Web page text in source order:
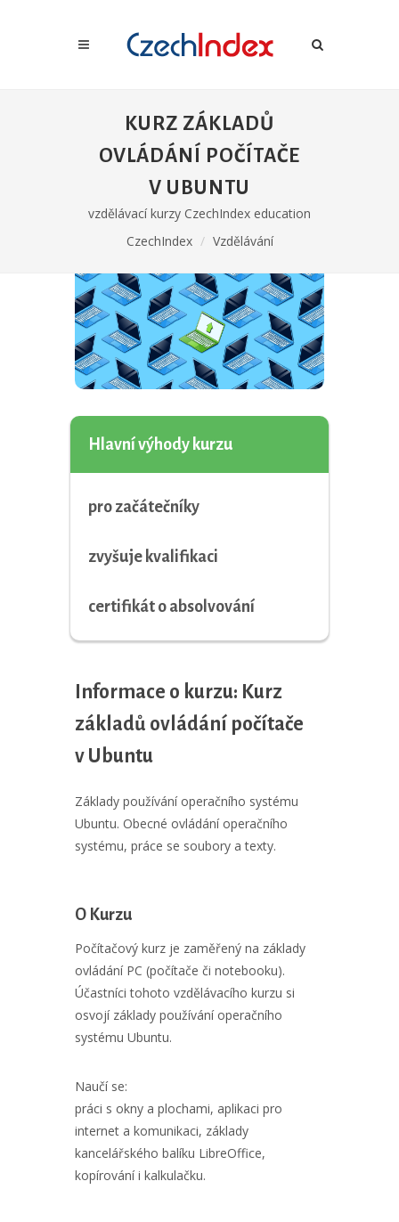
KURZ ZÁKLADŮ
OVLÁDÁNÍ POČÍTAČE
V UBUNTU
vzdělávací kurzy CzechIndex education
CzechIndex
Vzdělávání
Hlavní výhody kurzu
pro začátečníky
zvyšuje kvalifikaci
certifikát o absolvování
Informace o kurzu: Kurz
základů ovládání počítače
v Ubuntu
Základy používání operačního systému
Ubuntu. Obecné ovládání operačního
systému, práce se soubory a texty.
O Kurzu
Počítačový kurz je zaměřený na základy
ovládání PC (počítače či notebooku).
Účastníci tohoto vzdělávacího kurzu si
osvojí základy používání operačního
systému Ubuntu.
Naučí se:
práci s okny a plochami, aplikaci pro
internet a komunikaci, základy
kancelářského balíku LibreOffice,
kopírování i kalkulačku.